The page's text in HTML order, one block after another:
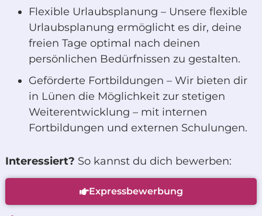
Flexible Urlaubsplanung – Unsere flexible
Urlaubsplanung ermöglicht es dir, deine
freien Tage optimal nach deinen
persönlichen Bedürfnissen zu gestalten.
Geförderte Fortbildungen – Wir bieten dir
in Lünen die Möglichkeit zur stetigen
Weiterentwicklung – mit internen
Fortbildungen und externen Schulungen.
Interessiert? So kannst du dich bewerben:
Expressbewerbung